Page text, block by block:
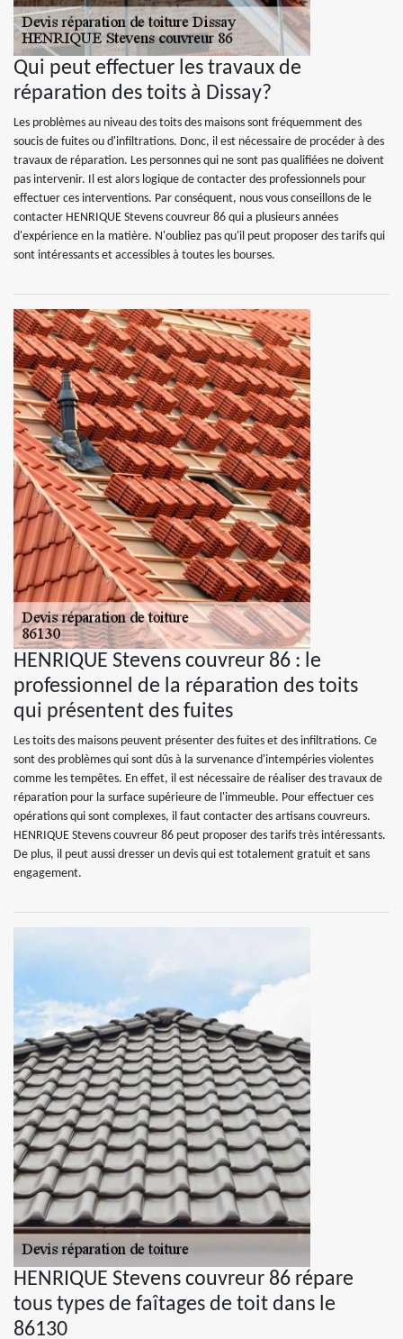
Qui peut effectuer les travaux de
réparation des toits à Dissay?
Les problèmes au niveau des toits des maisons sont fréquemment des
soucis de fuites ou d'infiltrations. Donc, il est nécessaire de procéder à des
travaux de réparation. Les personnes qui ne sont pas qualifiées ne doivent
pas intervenir. Il est alors logique de contacter des professionnels pour
effectuer ces interventions. Par conséquent, nous vous conseillons de le
contacter HENRIQUE Stevens couvreur 86 qui a plusieurs années
d'expérience en la matière. N'oubliez pas qu'il peut proposer des tarifs qui
sont intéressants et accessibles à toutes les bourses.
HENRIQUE Stevens couvreur 86 : le
professionnel de la réparation des toits
qui présentent des fuites
Les toits des maisons peuvent présenter des fuites et des infiltrations. Ce
sont des problèmes qui sont dûs à la survenance d'intempéries violentes
comme les tempêtes. En effet, il est nécessaire de réaliser des travaux de
réparation pour la surface supérieure de l'immeuble. Pour effectuer ces
opérations qui sont complexes, il faut contacter des artisans couvreurs.
HENRIQUE Stevens couvreur 86 peut proposer des tarifs très intéressants.
De plus, il peut aussi dresser un devis qui est totalement gratuit et sans
engagement.
HENRIQUE Stevens couvreur 86 répare
tous types de faîtages de toit dans le
86130